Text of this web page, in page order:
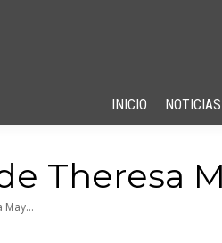
INICIO NOTICIAS
Theresa
May…